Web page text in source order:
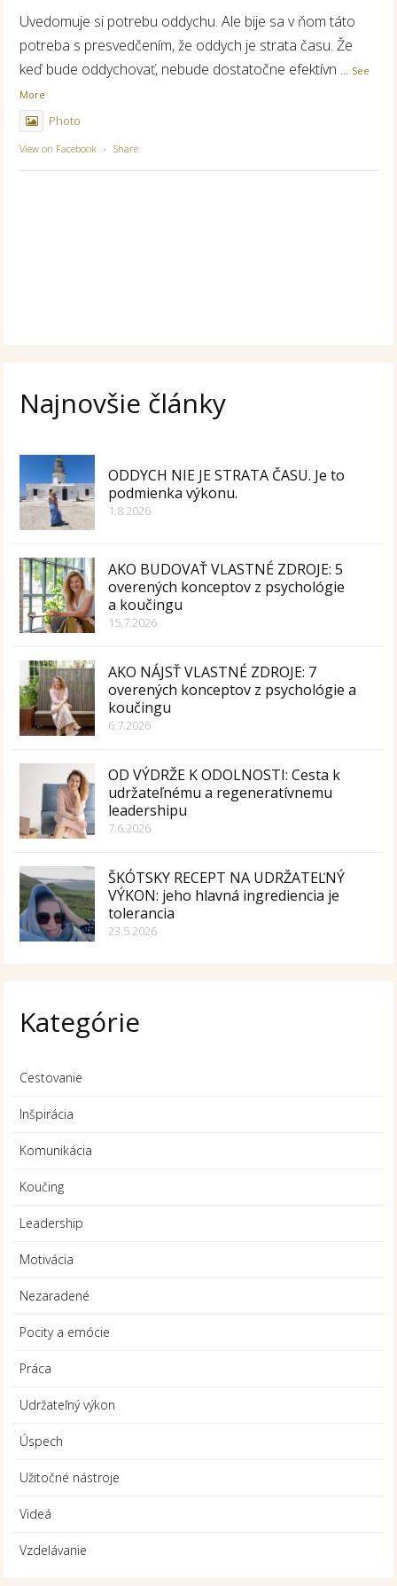
Uvedomuje si potrebu oddychu. Ale bije sa v ňom táto
potreba s presvedčením, že oddych je strata času. Že
keď bude oddychovať, nebude dostatočne efektívn ... See
More
Photo
View on Facebook · Share
Najnovšie články
ODDYCH NIE JE STRATA ČASU. Je to
podmienka výkonu.
1.8.2026
AKO BUDOVAŤ VLASTNÉ ZDROJE: 5
overených konceptov z psychológie
a koučingu
15.7.2026
AKO NÁJSŤ VLASTNÉ ZDROJE: 7
overených konceptov z psychológie a
koučingu
6.7.2026
OD VÝDRŽE K ODOLNOSTI: Cesta k
udržateľnému a regeneratívnemu
leadershipu
7.6.2026
ŠKÓTSKY RECEPT NA UDRŽATEĽNÝ
VÝKON: jeho hlavná ingrediencia je
tolerancia
23.5.2026
Kategórie
Cestovanie
Inšpirácia
Komunikácia
Koučing
Leadership
Motivácia
Nezaradené
Pocity a emócie
Práca
Udržateľný výkon
Úspech
Užitočné nástroje
Videá
Vzdelávanie